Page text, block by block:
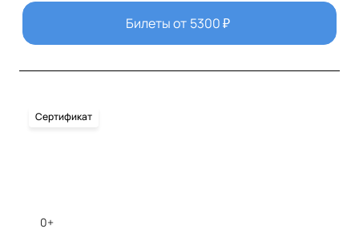
Билеты от 5300₽
0+
Сертификат